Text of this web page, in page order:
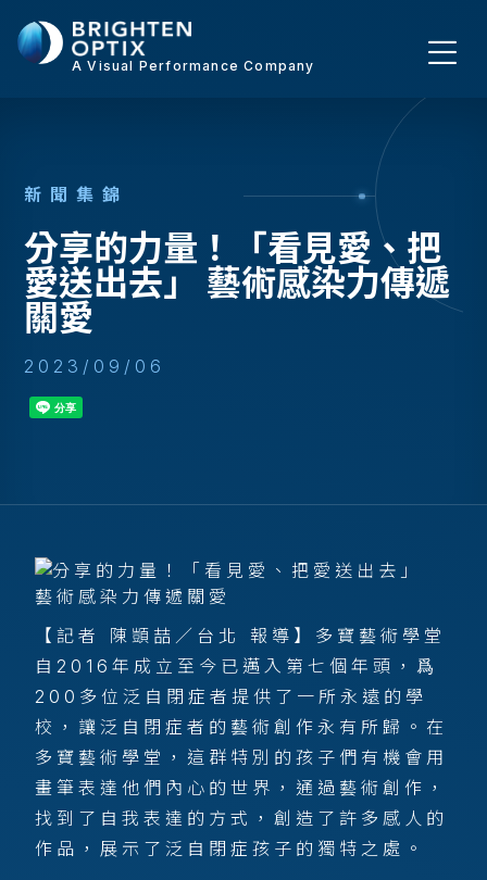
A Visual Performance Company
分享的力量！「看見愛、把
愛送出去」 藝術感染力傳遞
關愛
2023/09/06
新 聞集錦
【記者 陳顗喆／台北 報導】多寶藝術學堂
自2016年成立至今已邁入第七個年頭，爲
200多位泛自閉症者提供了一所永遠的學
校，讓泛自閉症者的藝術創作永有所歸。在
多寶藝術學堂，這群特別的孩子們有機會用
畫筆表達他們內心的世界，通過藝術創作，
找到了自我表達的方式，創造了許多感人的
作品，展示了泛自閉症孩子的獨特之處。